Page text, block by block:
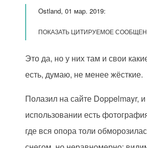
Ostland, 01 мар. 2019:
ПОКАЗАТЬ ЦИТИРУЕМОЕ
Это да, но у них там и свои
есть, думаю, не менее жёсткие.
Полазил на сайте Doppelmayr,
использовании есть
где вся опора толи